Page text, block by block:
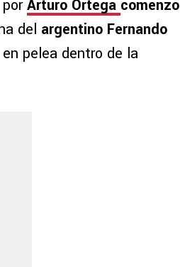
Arturo Ortega comenzó
del argentino Fernando
pelea dentro de la